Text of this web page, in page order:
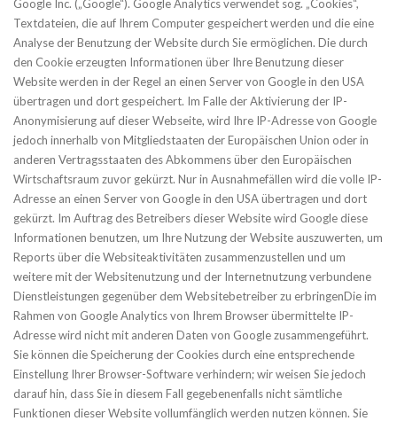
Google Inc. („Google“). Google Analytics verwendet sog. „Cookies“,
Textdateien, die auf Ihrem Computer gespeichert werden und die eine
Analyse der Benutzung der Website durch Sie ermöglichen. Die durch
den Cookie erzeugten Informationen über Ihre Benutzung dieser
Website werden in der Regel an einen Server von Google in den USA
übertragen und dort gespeichert. Im Falle der Aktivierung der IP-
Anonymisierung auf dieser Webseite, wird Ihre IP-Adresse von Google
jedoch innerhalb von Mitgliedstaaten der Europäischen Union oder in
anderen Vertragsstaaten des Abkommens über den Europäischen
Wirtschaftsraum zuvor gekürzt. Nur in Ausnahmefällen wird die volle IP-
Adresse an einen Server von Google in den USA übertragen und dort
gekürzt. Im Auftrag des Betreibers dieser Website wird Google diese
Informationen benutzen, um Ihre Nutzung der Website auszuwerten, um
Reports über die Websiteaktivitäten zusammenzustellen und um
weitere mit der Websitenutzung und der Internetnutzung verbundene
Dienstleistungen gegenüber dem Websitebetreiber zu erbringenDie im
Rahmen von Google Analytics von Ihrem Browser übermittelte IP-
Adresse wird nicht mit anderen Daten von Google zusammengeführt.
Sie können die Speicherung der Cookies durch eine entsprechende
Einstellung Ihrer Browser-Software verhindern; wir weisen Sie jedoch
darauf hin, dass Sie in diesem Fall gegebenenfalls nicht sämtliche
Funktionen dieser Website vollumfänglich werden nutzen können. Sie